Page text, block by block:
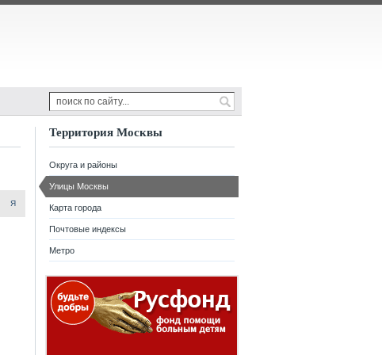
Я
Территория Москвы
Округа и районы
Улицы Москвы
Карта города
Почтовые индексы
Метро